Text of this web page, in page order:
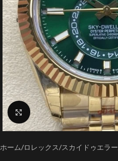
クリックで拡大
ホーム ロレックス スカイドゥエラー